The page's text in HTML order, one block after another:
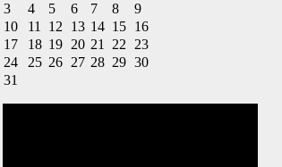
3
4 5 6 7 8
9
10
11 12 13 14 15 16
17
18 19 20 21 22
23
24
25 26 27 28 29 30
31